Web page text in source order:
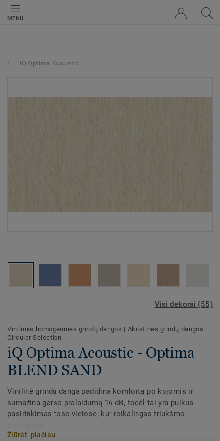
MENU
iQ Optima Acoustic
Visi dekorai (55)
Vinilinės homogeninės grindų dangos | Akustinės grindų dangos |
Circular Selection
iQ Optima Acoustic - Optima
BLEND SAND
Vinilinė grindų danga padidina komfortą po kojomis ir
sumažina garso pralaidumą 16 dB, todėl tai yra puikus
pasirinkimas tose vietose, kur reikalingas triukšmo
Žiūrėti plačiau